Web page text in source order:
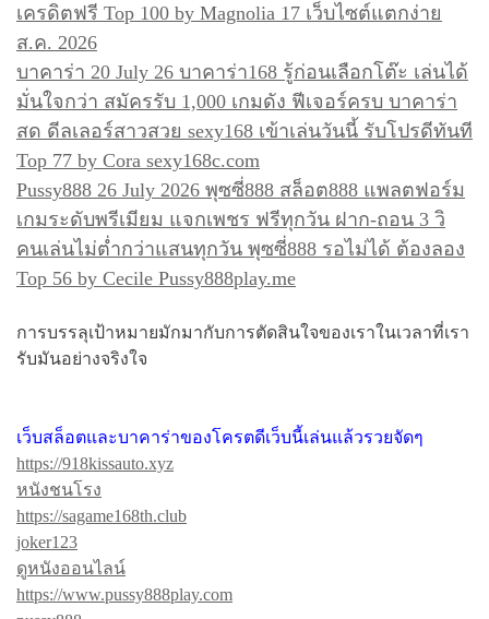
เครดิตฟรี Top 100 by Magnolia 17 เว็บไซต์แตกง่าย
ส.ค. 2026
บาคาร่า 20 July 26 บาคาร่า168 รู้ก่อนเลือกโต๊ะ เล่นได้
มั่นใจกว่า สมัครรับ 1,000 เกมดัง ฟีเจอร์ครบ บาคาร่า
สด ดีลเลอร์สาวสวย sexy168 เข้าเล่นวันนี้ รับโปรดีทันที
Top 77 by Cora sexy168c.com
Pussy888 26 July 2026 พุซซี่888 สล็อต888 แพลตฟอร์ม
เกมระดับพรีเมียม แจกเพชร ฟรีทุกวัน ฝาก-ถอน 3 วิ
คนเล่นไม่ต่ำกว่าแสนทุกวัน พุซซี่888 รอไม่ได้ ต้องลอง
Top 56 by Cecile Pussy888play.me
การบรรลุเป้าหมายมักมากับการตัดสินใจของเราในเวลาที่เรา
รับมันอย่างจริงใจ
เว็บสล็อตและบาคาร่าของโครตดีเว็บนี้เล่นแล้วรวยจัดๆ
https://918kissauto.xyz
หนังชนโรง
https://sagame168th.club
joker123
ดูหนังออนไลน์
https://www.pussy888play.com